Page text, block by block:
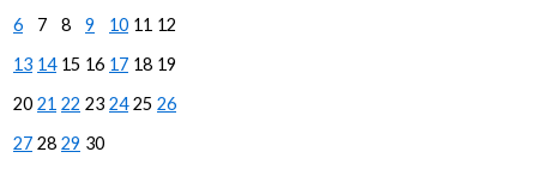
6
7 8 9 10 11 12
13 14 15 16 17 18 19
20 21 22 23 24 25 26
27 28 29 30